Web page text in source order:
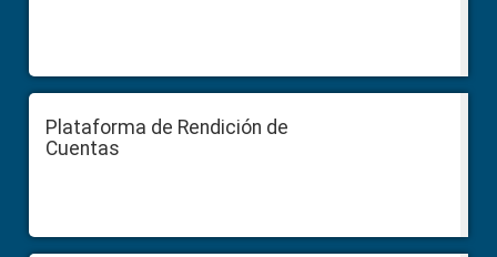
Plataforma de Rendición de
Cuentas